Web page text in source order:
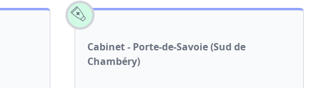
Cabinet - Porte-de-Savoie (Sud de
Chambéry)